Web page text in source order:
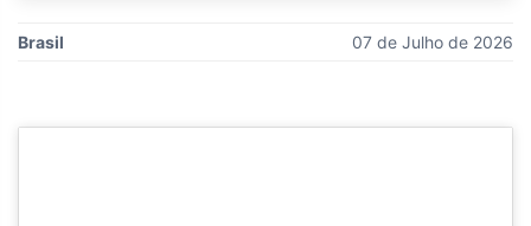
Brasil 07 de Julho de 2026